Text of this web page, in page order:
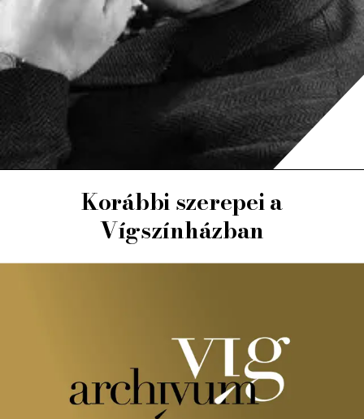
Korábbi szerepei a
Vígszínházban